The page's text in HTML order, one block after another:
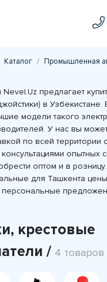
Каталог Промышленная
предлагает
в Узбекистане.
модели такого
У нас вы
по всей территории
опытных
оптом и в
для Ташкента
крестовые
/ 4 товаров